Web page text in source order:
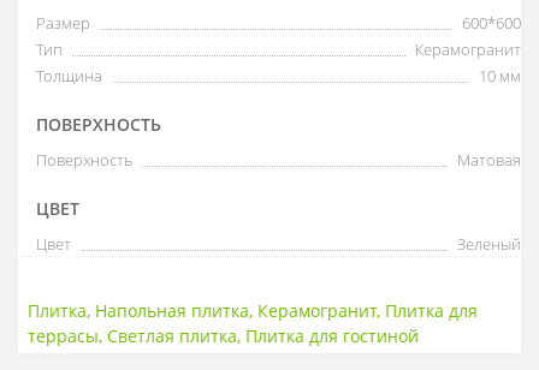
Размер
600*600
Тип
Керамогранит
Толщина
10 мм
ПОВЕРХНОСТЬ
Поверхность Матовая
ЦВЕТ
Цвет Зеленый
Плитка, Напольная плитка, Керамогранит, Плитка для
террасы,Светлая плитка, Плитка для гостиной